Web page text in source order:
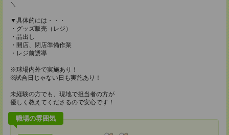
＼
▼具体的には・・・
・グッズ販売（レジ）
・品出し
・開店、閉店準備作業
・レジ前誘導
※球場内外で実施あり！
※試合日じゃない日も実施あり！
未経験の方でも、現地で担当者の方が
優しく教えてくださるので安心です！
職場の雰囲気